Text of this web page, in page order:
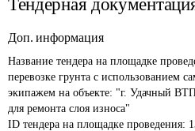
Тендерная
Доп. информация
Название тендера на площадке
перевозке грунта с использованием
экипажем на объекте: "г. Удачный
для ремонта слоя износа"
ID тендера на площадке проведения: